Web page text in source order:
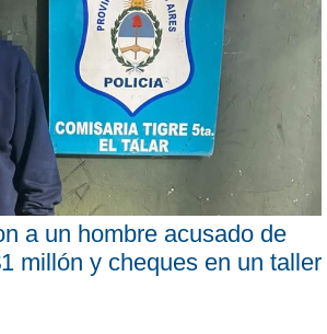
a un hombre acusado de
millón y cheques en un taller